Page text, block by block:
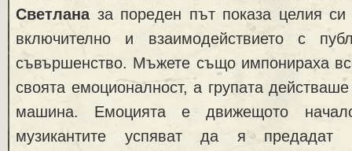
Светланаза пореден път показа целия си
включително и взаимодействието с
съвършенство. Мъжете също импонираха
своята емоционалност, а групата
машина. Емоцията е движещото
музикантите успяват да я предадат